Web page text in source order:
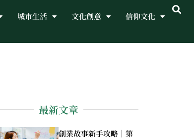
城市生活 文化創意 信仰文化
最新文章
創業故事新手攻略｜第